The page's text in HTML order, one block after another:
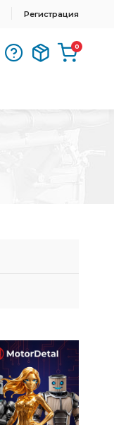
Регистрация
0